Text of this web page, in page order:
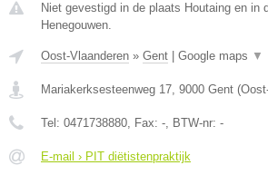
Niet gevestigd in de plaats Houtaing en in
Henegouwen.
Oost-Vlaanderen » Gent Google maps ▼
Mariakerksesteenweg 17, 9000 Gent (
Tel: 0471738880, Fax: -, BTW-nr: -
E-mail › PIT diëtistenpraktijk